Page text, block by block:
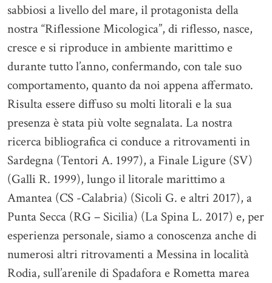
sabbiosi a livello del mare, il protagonista della
nostra “Riflessione Micologica”, di riflesso, nasce,
cresce e si riproduce in ambiente marittimo e
durante tutto l’anno, confermando, con tale suo
comportamento, quanto da noi appena affermato.
Risulta essere diffuso su molti litorali e la sua
presenza è stata più volte segnalata. La nostra
ricerca bibliografica ci conduce a ritrovamenti in
Sardegna (Tentori A. 1997), a Finale Ligure (SV)
(Galli R. 1999), lungo il litorale marittimo a
Amantea (CS -Calabria) (Sicoli G. e altri 2017), a
Punta Secca (RG – Sicilia) (La Spina L. 2017) e, per
esperienza personale, siamo a conoscenza anche di
numerosi altri ritrovamenti a Messina in località
Rodia, sull’arenile di Spadafora e Rometta marea